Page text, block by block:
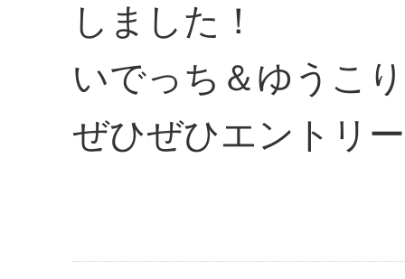
しました！
いでっち＆ゆうこ
ぜひぜひエントリ